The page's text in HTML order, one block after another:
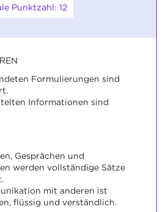
Punktzahl: 12
Formulierungen sind
Informationen sind
Gesprächen und
werden vollständige Sätze
mit anderen ist
flüssig und verständlich.